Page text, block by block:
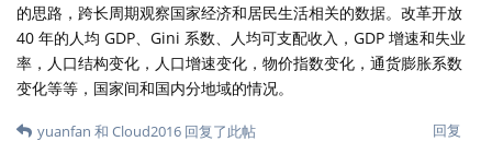
的思路，跨长周期观察国家经济和居民生活相关的数据。改革开放
40 年的人均 GDP、Gini 系数、人均可支配收入，GDP 增速和失业
率，人口结构变化，人口增速变化，物价指数变化，通货膨胀系数
变化等等，国家间和国内分地域的情况。
回复
yuanfan 和 Cloud2016 回复了此帖